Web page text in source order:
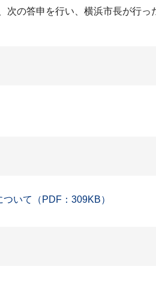
次の答申を行い、横浜市長が行
いて（PDF：309KB）